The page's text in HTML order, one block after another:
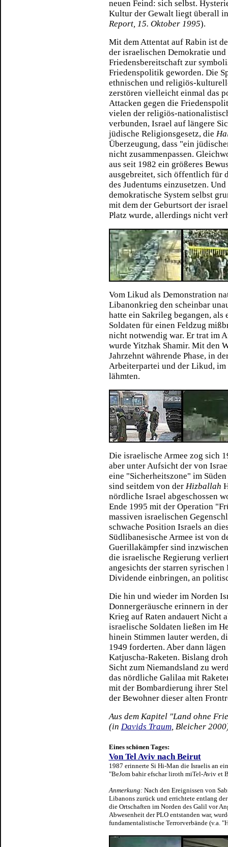
neuen Feind: sich selbst.
Kultur der Gewalt liegt überall
Report, 15. Oktober 1995).
Mit dem Attentat auf Rabin ist
der israelischen Demokratie
Friedensbereitschaft zur
Friedenspolitik geworden. Die
ethnischen und religiös-
zerstören vielleicht einmal das
Attacken gegen die
vielen der religiös-
verbunden, Israel auf längere
jüdische Religionsgesetz, die
Überzeugung, dass "ein
nicht zusammenpassen.
aus seit 1982 ein größeres
ausgebreitet, sich öffentlich für
des Judentums einzusetzen.
demokratische System selbst
mit dem der Geburtsort der
Platz wurde, allerdings nicht
Vom Likud als Demonstration
Libanonkrieg den scheinbar
hatte ein Sakrileg begangen, als
Soldaten für einen Feldzug
nicht notwendig war. Er trat im
wurde Yitzhak Shamir. Mit den
Jahrzehnt währende Phase, in
Arbeiterpartei und der Likud,
lähmten.
Die israelische Armee zog sich
aber unter Aufsicht der von
eine "Sicherheitszone" im
sind seitdem von der Hizballah
nördliche Israel abgeschossen
Ende 1995 mit der Operation
massiven israelischen
schwache Position Israels an
Südlibanesische Armee ist von
Guerillakämpfer sind
die israelische Regierung
angesichts der starren
Dividende einbringen, an
Die hin und wieder im Norden
Donnergeräusche erinnern in
Krieg auf Raten andauert Nicht
israelische Soldaten ließen im
hinein Stimmen lauter werden,
1949 forderten. Aber dann
Katjuscha-Raketen. Bislang
Sicht zum Niemandsland zu
das nördliche Galilaa mit
mit der Bombardierung ihrer
der Bewohner dieser alten
Aus dem Kapitel "Land ohne
(in Davids Traum, Bleicher
Eines schönen Tages:
Von Tel Aviv nach Beirut
1987 erinnerte Si Hi-Man die Israelis an
"BeJom bahir efschar liroth miTel-Aviv et
Anmerkung: Nach den Ereignissen von
Libanons zurück und errichtete entlang
die Ortschaften im Norden des Galil vor
Abwesenheit der PLO entstanden war,
fundamentalistische Terrorverbände (v.a.